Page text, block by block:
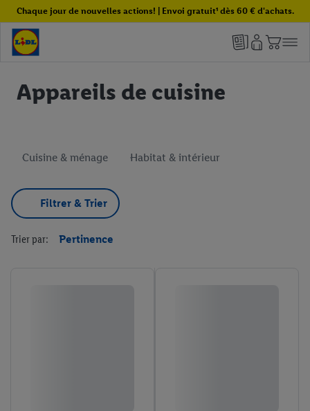
Chaque jour de nouvelles actions! | Envoi gratuit¹ dès 60 € d'achats.
Appareils de cuisine
Cuisine & ménage Habitat & intérieur
Filtrer & Trier
Trier par: Pertinence